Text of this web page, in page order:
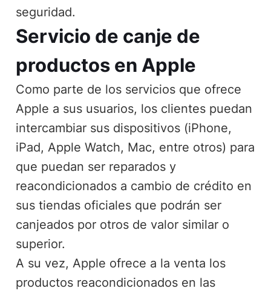
seguridad.
Servicio de canje de
productos en Apple
Como parte de los servicios que ofrece
Apple a sus usuarios, los clientes puedan
intercambiar sus dispositivos (iPhone,
iPad, Apple Watch, Mac, entre otros) para
que puedan ser reparados y
reacondicionados a cambio de crédito en
sus tiendas oficiales que podrán ser
canjeados por otros de valor similar o
superior.
A su vez, Apple ofrece a la venta los
productos reacondicionados en las